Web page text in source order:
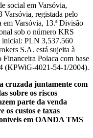
social em Varsóvia,
registada pelo
Varsóvia, 13.ª Divisão
sob o número KRS
inicial: PLN 3,537.560
S.A. está sujeita à
Polaca com base
(KPWiG-4021-54-1/2004).
cruzada juntamente com
sobre os riscos
parte da venda
os custos e taxas
em OANDA TMS